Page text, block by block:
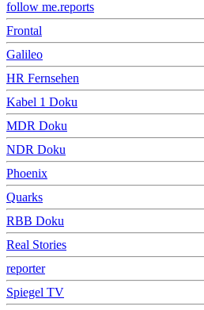
follow me.reports
Frontal
Galileo
HR Fernsehen
Kabel 1 Doku
MDR Doku
NDR Doku
Phoenix
Quarks
RBB Doku
Real Stories
reporter
Spiegel TV